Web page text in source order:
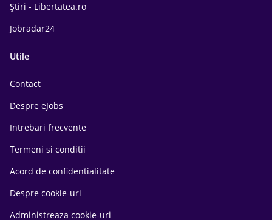
Știri - Libertatea.ro
Jobradar24
Utile
Contact
Despre eJobs
Intrebari frecvente
Termeni si conditii
Acord de confidentialitate
Despre cookie-uri
Administreaza cookie-uri